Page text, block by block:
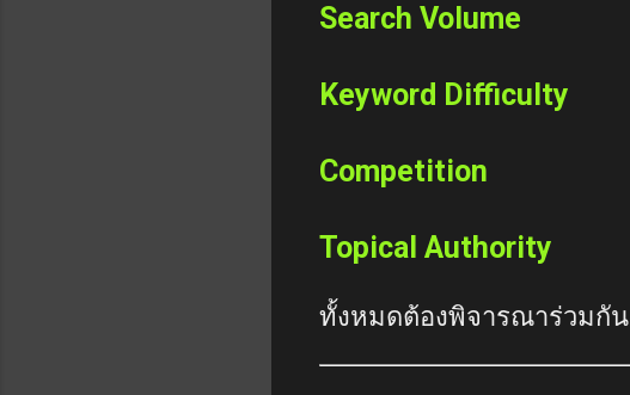
Search Volume
Keyword Difficulty
Competition
Topical Authority
ทั้งหมดต้องพิจารณาร่วมกัน